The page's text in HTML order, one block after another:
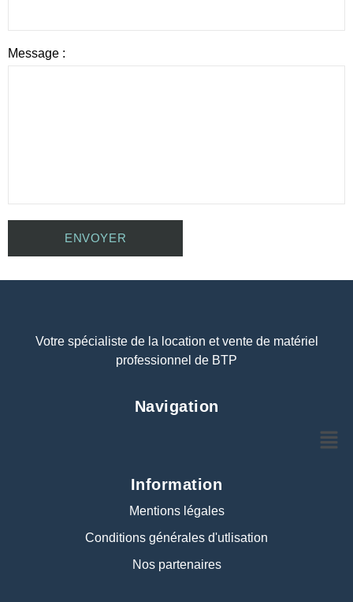
Message :
Votre spécialiste de la location et vente de matériel
professionnel de BTP
Navigation
Information
Mentions légales
Conditions générales d'utlisation
Nos partenaires